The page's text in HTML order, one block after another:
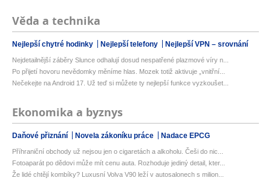
Věda a technika
Nejlepší chytré hodinky Nejlepší telefony Nejlepší VPN – srovnání
Nejdetailnější záběry Slunce odhalují dosud nespatřené plazmové víry n...
Po přijetí hovoru nevědomky měníme hlas. Mozek totiž aktivuje „vnitřní...
Nečekejte na Android 17. Už teď si můžete ty nejlepší funkce vyzkoušet...
Ekonomika a byznys
Daňové přiznání Novela zákoníku práce Nadace EPCG
Příhraniční obchody už nejsou jen o cigaretách a alkoholu. Češi do nic...
Fotoaparát po dědovi může mít cenu auta. Rozhoduje jediný detail, kter...
Že lidé chtějí kombíky? Luxusní Volva V90 leží v autosalonech s milion...